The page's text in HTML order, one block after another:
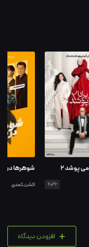
پوشد ۲
2026
شوهرها در
اکشن,کمدی
+ افزودن دیدگاه